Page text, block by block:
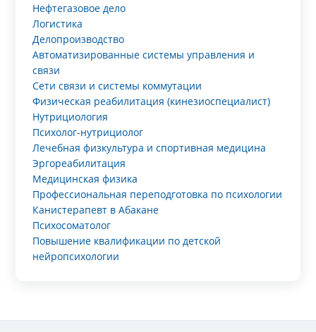
Нефтегазовое дело
Логистика
Делопроизводство
Автоматизированные системы управления и
связи
Сети связи и системы коммутации
Физическая реабилитация (кинезиоспециалист)
Нутрициология
Психолог-нутрициолог
Лечебная физкультура и спортивная медицина
Эргореабилитация
Медицинская физика
Профессиональная переподготовка по психологии
Канистерапевт в Абакане
Психосоматолог
Повышение квалификации по детской
нейропсихологии